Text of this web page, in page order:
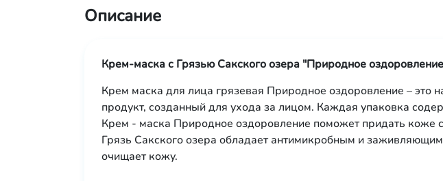
Описание
Крем-маска с Грязью Сакского озера "Природное
Крем маска для лица грязевая Природное оздоровление – это
продукт, созданный для ухода за лицом. Каждая упаковка
Крем - маска Природное оздоровление поможет придать коже
Грязь Сакского озера обладает антимикробным и
очищает кожу.